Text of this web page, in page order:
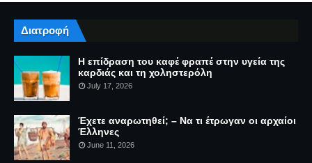
Διατροφή
Η επίδραση του καφέ φραπέ στην υγεία της
καρδιάς και τη χοληστερόλη
July 17, 2026
Έχετε αναρωτηθεί; – Να τι έτρωγαν οι αρχαίοι
Έλληνες
June 11, 2026